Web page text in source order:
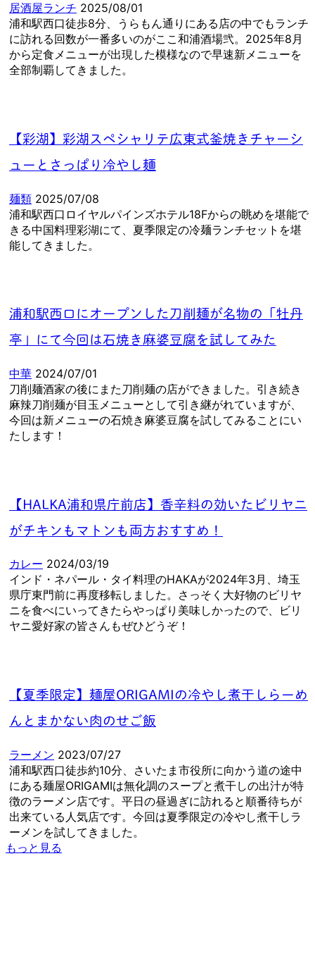
居酒屋ランチ 2025/08/01
浦和駅西口徒歩8分、うらもん通りにある店の中でもランチ
に訪れる回数が一番多いのがここ和浦酒場弐。2025年8月
から定食メニューが出現した模様なので早速新メニューを
全部制覇してきました。
【彩湖】彩湖スペシャリテ広東式釜焼きチャーシ
ューとさっぱり冷やし麺
麺類 2025/07/08
浦和駅西口ロイヤルパインズホテル18Fからの眺めを堪能で
きる中国料理彩湖にて、夏季限定の冷麺ランチセットを堪
能してきました。
浦和駅西口にオープンした刀削麺が名物の「牡丹
亭」にて今回は石焼き麻婆豆腐を試してみた
中華 2024/07/01
刀削麺酒家の後にまた刀削麺の店ができました。引き続き
麻辣刀削麺が目玉メニューとして引き継がれていますが、
今回は新メニューの石焼き麻婆豆腐を試してみることにい
たします！
【HALKA浦和県庁前店】香辛料の効いたビリヤニ
がチキンもマトンも両方おすすめ！
カレー 2024/03/19
インド・ネパール・タイ料理のHAKAが2024年3月、埼玉
県庁東門前に再度移転しました。さっそく大好物のビリヤ
ニを食べにいってきたらやっぱり美味しかったので、ビリ
ヤニ愛好家の皆さんもぜひどうぞ！
【夏季限定】麺屋ORIGAMIの冷やし煮干しらーめ
んとまかない肉のせご飯
ラーメン 2023/07/27
浦和駅西口徒歩約10分、さいたま市役所に向かう道の途中
にある麺屋ORIGAMIは無化調のスープと煮干しの出汁が特
徴のラーメン店です。平日の昼過ぎに訪れると順番待ちが
出来ている人気店です。今回は夏季限定の冷やし煮干しラ
ーメンを試してきました。
もっと見る